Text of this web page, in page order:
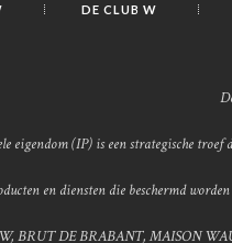
DE CLUB W
eigendom (IP) is een strategische
en diensten die beschermd
BRUT DE BRABANT, MAISON